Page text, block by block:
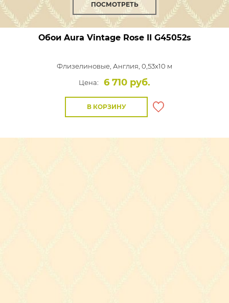
ПОСМОТРЕТЬ
Обои Aura Vintage Rose II G45052s
Флизелиновые, Англия, 0,53x10 м
Цена:
6 710 руб.
В КОРЗИНУ